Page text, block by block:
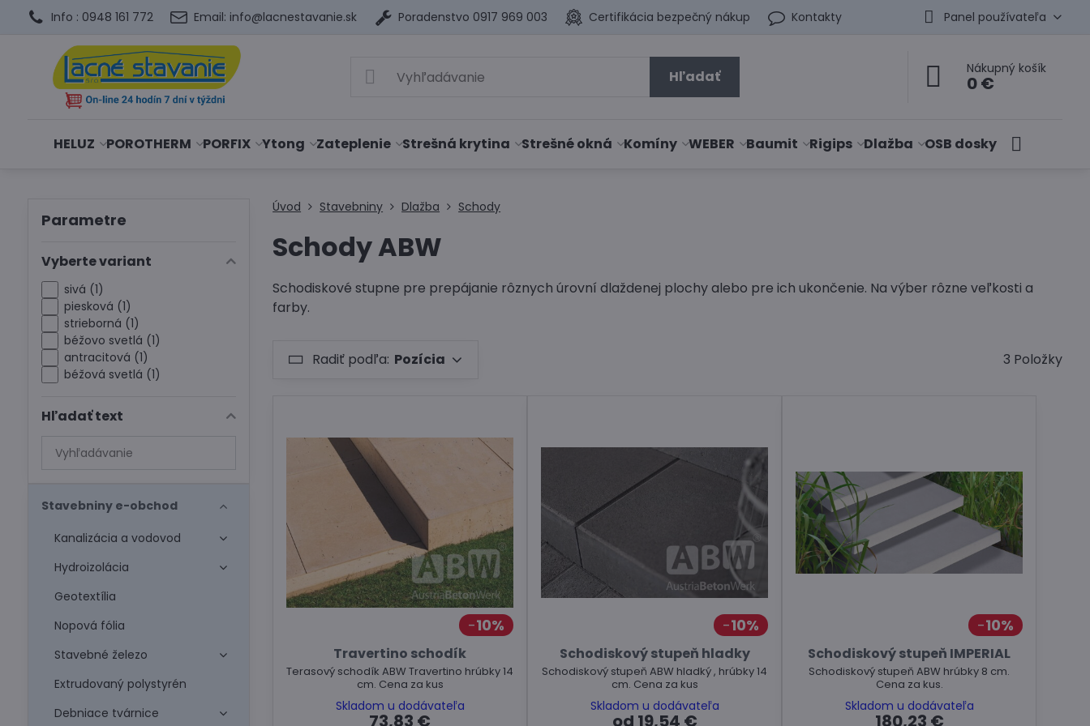
Info : 0948 161 772 Email: info@lacnestavanie.sk Poradenstvo 0917 969 003 Certifikácia bezpečný nákup Kontakty Panel používateľa
Hľadať Nákupný košík
0 €
HELUZ POROTHERM PORFIX Ytong Zateplenie Strešná krytina Strešné okná Komíny WEBER Baumit Rigips Dlažba OSB dosky
Úvod Stavebniny Dlažba Schody
Schody ABW
Schodiskové stupne pre prepájanie rôznych úrovní dlaždenej plochy alebo pre ich ukončenie. Na výber rôzne veľkosti a
farby.
Radiť podľa: Pozícia 3 Položky
10%
Travertino schodík
Terasový schodík ABW Travertino hrúbky 14
cm. Cena za kus
Skladom u dodávateľa
73,83 €
10%
Schodiskový stupeň hladky
Schodiskový stupeň ABW hladký , hrúbky 14
cm. Cena za kus
Skladom u dodávateľa
od 19,54 €
10%
Schodiskový stupeň IMPERIAL
Schodiskový stupeň ABW hrúbky 8 cm.
Cena za kus.
Skladom u dodávateľa
180,23 €
Parametre
Vyberte variant
sivá (1)
piesková (1)
strieborná (1)
béžovo svetlá (1)
antracitová (1)
béžová svetlá (1)
Hľadať text
Prehľadať
výsledky
fulltextom
Stavebniny e-obchod
Kanalizácia a vodovod
Hydroizolácia
Geotextília
Nopová fólia
Stavebné železo
Extrudovaný polystyrén
Debniace tvárnice